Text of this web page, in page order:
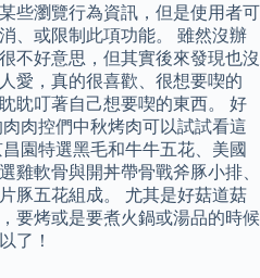
些瀏覽行為資訊，但是使用者可
、或限制此項功能。 雖然沒辦
不好意思，但其實後來發現也沒
愛，真的很喜歡、很想要喫的
眈叮著自己想要喫的東西。 好
肉控們中秋烤肉可以試試看這
園特選黑毛和牛牛五花、美國
雞軟骨與開丼帶骨戰斧豚小排、
豚五花組成。 尤其是好菇道菇
要烤或是要煮火鍋或湯品的時候
了！